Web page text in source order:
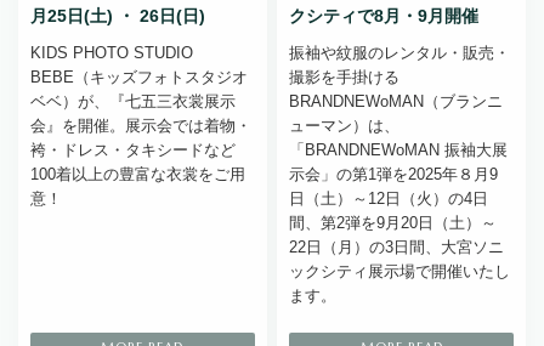
月25日(土) ・ 26日(日)
KIDS PHOTO STUDIO
BEBE（キッズフォトスタジオ
ベベ）が、『七五三衣裳展示
会』を開催。展示会では着物・
袴・ドレス・タキシードなど
100着以上の豊富な衣裳をご用
意！
クシティで8月・9月開催
振袖や紋服のレンタル・販売・
撮影を手掛ける
BRANDNEWoMAN（ブランニ
ューマン）は、
「BRANDNEWoMAN 振袖大展
示会」の第1弾を2025年８月9
日（土）～12日（火）の4日
間、第2弾を9月20日（土）～
22日（月）の3日間、大宮ソニ
ックシティ展示場で開催いたし
ます。